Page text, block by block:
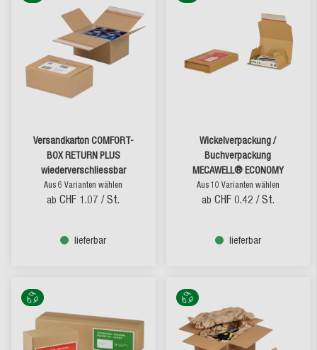
Versandkarton COMFORT-
BOX RETURN PLUS
wiederverschliessbar
Aus 6 Varianten wählen
ab CHF 1.07 / St.
lieferbar
Wickelverpackung /
Buchverpackung
MECAWELL® ECONOMY
Aus 10 Varianten wählen
ab CHF 0.42 / St.
lieferbar